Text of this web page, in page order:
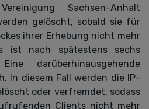
Sachsen-Anhalt
gelöscht, sobald sie für
ihrer Erhebung nicht mehr
ist nach spätestens sechs
darüberhinausgehende
In diesem Fall werden die IP-
oder verfremdet, sodass
Clients nicht mehr